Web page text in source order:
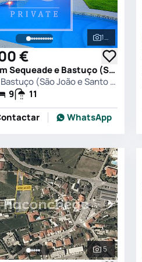
Ver todas
119
€
Quinta T9 em Sequeade e Bastuço (São João e Santo Estevão), Barcelos
Sequeade e Bastuço (São João e Santo Estevão), Barcelos
9
11
WhatsApp
Ver todas
5